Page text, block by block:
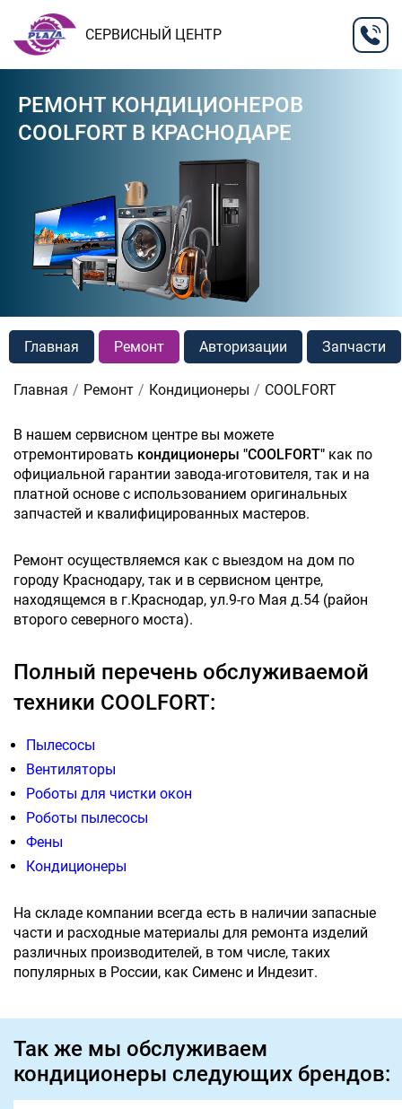
СЕРВИСНЫЙ ЦЕНТР
РЕМОНТ КОНДИЦИОНЕРОВ
COOLFORT В КРАСНОДАРЕ
Главная Ремонт Авторизации Запчасти
Главная Ремонт Кондиционеры COOLFORT
В нашем сервисном центре вы можете
отремонтировать кондиционеры "COOLFORT" как по
официальной гарантии завода-иготовителя, так и на
платной основе с использованием оригинальных
запчастей и квалифицированных мастеров.
Ремонт осуществляемся как с выездом на дом по
городу Краснодару, так и в сервисном центре,
находящемся в г.Краснодар, ул.9-го Мая д.54 (район
второго северного моста).
Полный перечень обслуживаемой
техники COOLFORT:
Пылесосы
Вентиляторы
Роботы для чистки окон
Роботы пылесосы
Фены
Кондиционеры
На складе компании всегда есть в наличии запасные
части и расходные материалы для ремонта изделий
различных производителей, в том числе, таких
популярных в России, как Сименс и Индезит.
Так же мы обслуживаем
кондиционеры следующих брендов: